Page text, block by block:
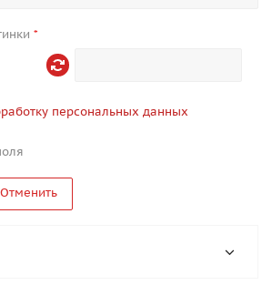
*
персональных данных
Отменить